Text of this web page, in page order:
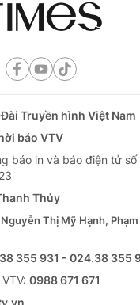
Đài Truyền hình Việt Nam
báo VTV
báo in và báo điện tử
Thủy
Nguyễn Thị Mỹ Hạnh,
355 931 - 024.38 355
0988 671 671